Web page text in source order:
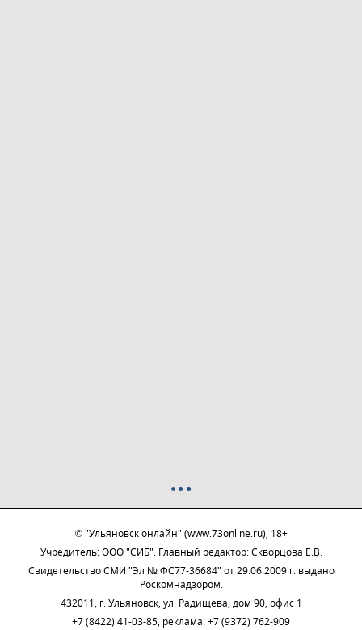
© "Ульяновск онлайн" (www.73online.ru), 18+
Учредитель: ООО "СИБ". Главный редактор: Скворцова Е.В.
Свидетельство СМИ "Эл № ФС77-36684" от 29.06.2009 г. выдано
Роскомнадзором.
432011, г. Ульяновск, ул. Радищева, дом 90, офис 1
+7 (8422) 41-03-85, реклама: +7 (9372) 762-909